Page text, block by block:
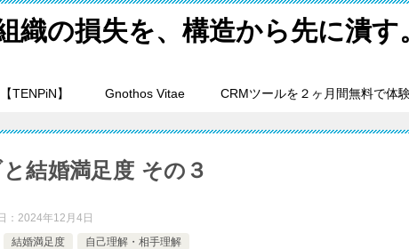
織の損失を、構造から先に潰す
TENPiN】 Gnothos Vitae CRMツールを２ヶ月間無料で体
結婚満足度 その３
： 2024年12月4日
結婚満足度 自己理解・相手理解